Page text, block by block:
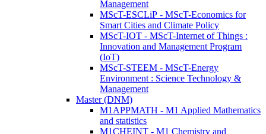
Management
MScT-ESCLiP - MScT-Economics for
Smart Cities and Climate Policy
MScT-IOT - MScT-Internet of Things :
Innovation and Management Program
(IoT)
MScT-STEEM - MScT-Energy
Environment : Science Technology &
Management
Master (DNM)
M1APPMATH - M1 Applied Mathematics
and statistics
M1CHEINT - M1 Chemistry and